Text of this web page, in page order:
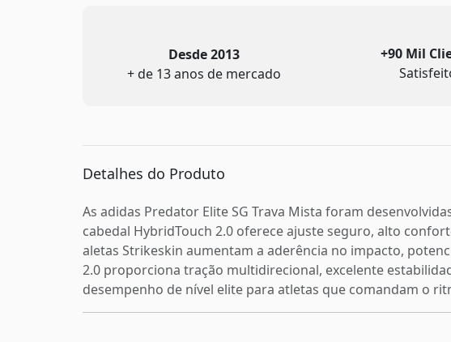
Desde 2013
+ de 13 anos de mercado
+90 Mil
Detalhes do Produto
As adidas Predator Elite SG Trava Mista foram
cabedal HybridTouch 2.0 oferece ajuste seguro, alto
aletas Strikeskin aumentam a aderência no impacto,
2.0 proporciona tração multidirecional, excelente
desempenho de nível elite para atletas que comandam o